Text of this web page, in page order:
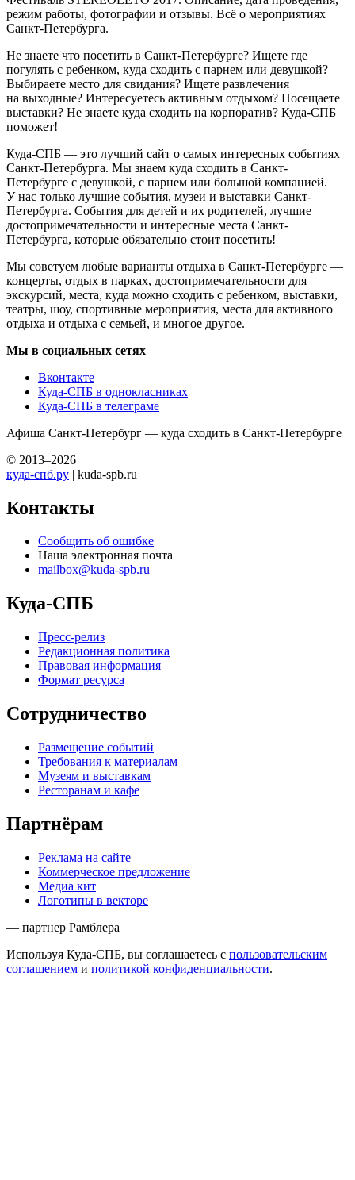
режим работы, фотографии и отзывы. Всё о мероприятиях
Санкт-Петербурга.
Не знаете что посетить в Санкт-Петербурге? Ищете где
погулять с ребенком, куда сходить с парнем или девушкой?
Выбираете место для свидания? Ищете развлечения
на выходные? Интересуетесь активным отдыхом? Посещаете
выставки? Не знаете куда сходить на корпоратив? Куда-СПБ
поможет!
Куда-СПБ — это лучший сайт о самых интересных событиях
Санкт-Петербурга. Мы знаем куда сходить в Санкт-
Петербурге с девушкой, с парнем или большой компанией.
У нас только лучшие события, музеи и выставки Санкт-
Петербурга. События для детей и их родителей, лучшие
достопримечательности и интересные места Санкт-
Петербурга, которые обязательно стоит посетить!
Мы советуем любые варианты отдыха в Санкт-Петербурге —
концерты, отдых в парках, достопримечательности для
экскурсий, места, куда можно сходить с ребенком, выставки,
театры, шоу, спортивные мероприятия, места для активного
отдыха и отдыха с семьей, и многое другое.
Мы в социальных сетях
Вконтакте
Куда-СПБ в однокласниках
Куда-СПБ в телеграме
Афиша Санкт-Петербург — куда сходить в Санкт-Петербурге
© 2013–2026
куда-спб.ру | kuda-spb.ru
Контакты
Сообщить об ошибке
Наша электронная почта
mailbox@kuda-spb.ru
Куда-СПБ
Пресс-релиз
Редакционная политика
Правовая информация
Формат ресурса
Сотрудничество
Размещение событий
Требования к материалам
Музеям и выставкам
Ресторанам и кафе
Партнёрам
Реклама на сайте
Коммерческое предложение
Медиа кит
Логотипы в векторе
— партнер Рамблера
Используя Куда-СПБ, вы соглашаетесь с пользовательским
соглашением и политикой конфиденциальности.